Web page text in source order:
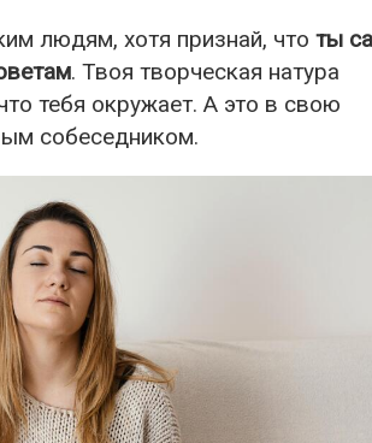
людям, хотя признай, что ты
. Твоя творческая натура
тебя окружает. А это в свою
собеседником.